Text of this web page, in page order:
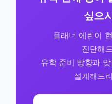
싶으
플래너 에린이
진단해
유학 준비 방향과
설계해드